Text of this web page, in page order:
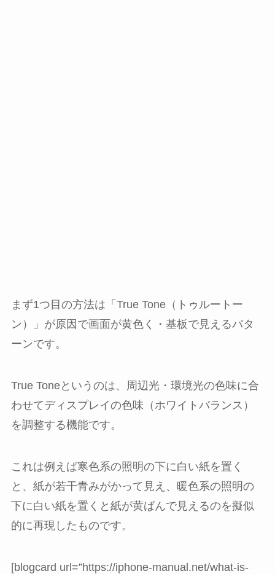
まず1つ目の方法は「True Tone（トゥルートー
ン）」が原因で画面が黄色く・基板で見えるパタ
ーンです。
True Toneというのは、周辺光・環境光の色味に合
わせてディスプレイの色味（ホワイトバランス）
を調整する機能です。
これは例えば寒色系の照明の下に白い紙を置く
と、紙が若干青みがかって見え、暖色系の照明の
下に白い紙を置くと紙が黄ばんで見えるのを擬似
的に再現したものです。
[blogcard url=”https://iphone-manual.net/what-is-